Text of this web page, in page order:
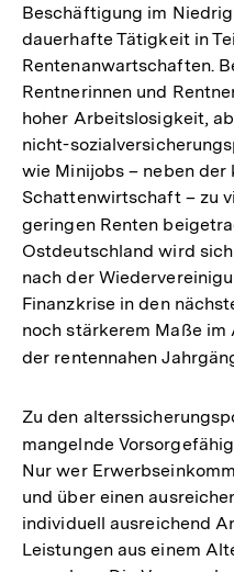
Beschäftigung im
dauerhafte Tätigkeit in
Rentenanwartschaften.
Rentnerinnen und
hoher Arbeitslosigkeit,
nicht-
wie Minijobs – neben der
Schattenwirtschaft – zu
geringen Renten
Ostdeutschland wird
nach der
Finanzkrise in den
noch stärkerem Maße
der rentennahen
Zu den
mangelnde
Nur wer
und über einen
individuell ausreichend
Leistungen aus einem